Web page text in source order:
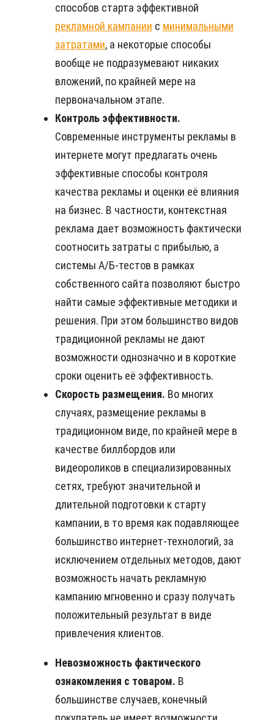
способов старта эффективной
рекламной кампании с минимальными
затратами, а некоторые способы
вообще не подразумевают никаких
вложений, по крайней мере на
первоначальном этапе.
Контроль эффективности.
Современные инструменты рекламы в
интернете могут предлагать очень
эффективные способы контроля
качества рекламы и оценки её влияния
на бизнес. В частности, контекстная
реклама дает возможность фактически
соотносить затраты с прибылью, а
системы А/Б-тестов в рамках
собственного сайта позволяют быстро
найти самые эффективные методики и
решения. При этом большинство видов
традиционной рекламы не дают
возможности однозначно и в короткие
сроки оценить её эффективность.
Скорость размещения. Во многих
случаях, размещение рекламы в
традиционном виде, по крайней мере в
качестве биллбордов или
видеороликов в специализированных
сетях, требуют значительной и
длительной подготовки к старту
кампании, в то время как подавляющее
большинство интернет-технологий, за
исключением отдельных методов, дают
возможность начать рекламную
кампанию мгновенно и сразу получать
положительный результат в виде
привлечения клиентов.
Невозможность фактического
ознакомления с товаром. В
большинстве случаев, конечный